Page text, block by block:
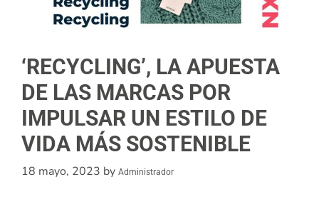
‘RECYCLING’, LA APUESTA
DE LAS MARCAS POR
IMPULSAR UN ESTILO DE
VIDA MÁS SOSTENIBLE
18 mayo, 2023 by Administrador